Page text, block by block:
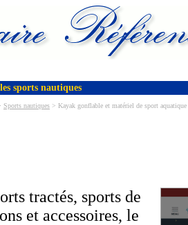
sports nautiques
Sports nautiques > Kayak gonflable et matériel de sport aquatique
tractés, sports de
et accessoires, le